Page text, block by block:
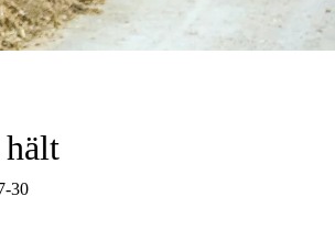
Calciumpropionat
30